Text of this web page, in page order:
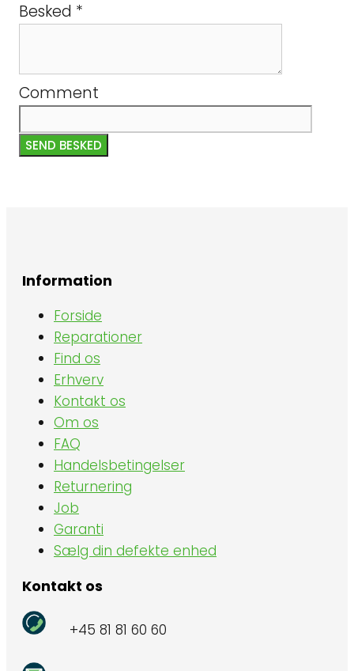
Besked *
Comment
SEND BESKED
Information
Forside
Reparationer
Find os
Erhverv
Kontakt os
Om os
FAQ
Handelsbetingelser
Returnering
Job
Garanti
Sælg din defekte enhed
Kontakt os
+45 81 81 60 60